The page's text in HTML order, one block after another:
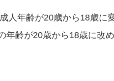
年齢が20歳から18歳に
齢が20歳から18歳に改